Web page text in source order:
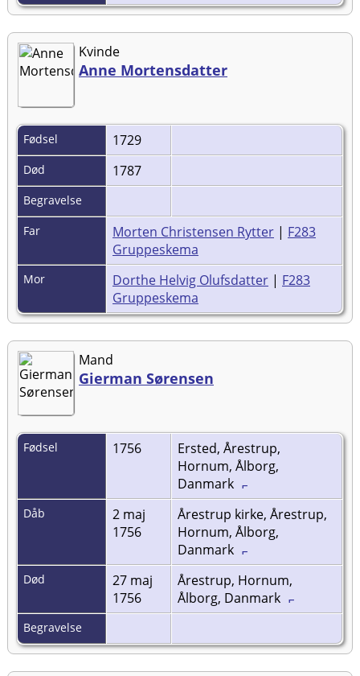
Kvinde
Anne Mortensdatter
Fødsel 1729
Død 1787
Begravelse
Far
Morten Christensen Rytter | F283
Gruppeskema
Mor Dorthe Helvig Olufsdatter | F283
Gruppeskema
Mand
Gierman Sørensen
Fødsel 1756
Ersted, Årestrup,
Hornum, Ålborg,
Danmark
Dåb
2 maj
1756
Årestrup kirke, Årestrup,
Hornum, Ålborg,
Danmark
Død
27 maj
1756
Årestrup, Hornum,
Ålborg, Danmark
Begravelse